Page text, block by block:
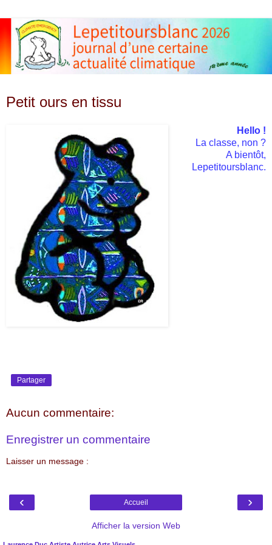
Petit ours en tissu
Hello !
La classe, non ?
A bientôt,
Lepetitoursblanc.
Partager
Aucun commentaire:
Enregistrer un commentaire
Laisser un message :
‹ ›
Accueil
Afficher la version Web